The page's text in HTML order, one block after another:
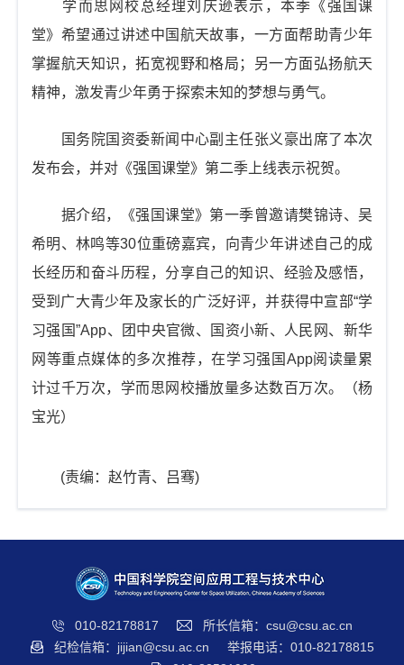
学而思网校总经理刘庆逊表示，本季《强国课
堂》希望通过讲述中国航天故事，一方面帮助青少年
掌握航天知识，拓宽视野和格局；另一方面弘扬航天
精神，激发青少年勇于探索未知的梦想与勇气。
国务院国资委新闻中心副主任张义豪出席了本次
发布会，并对《强国课堂》第二季上线表示祝贺。
据介绍，《强国课堂》第一季曾邀请樊锦诗、吴
希明、林鸣等30位重磅嘉宾，向青少年讲述自己的成
长经历和奋斗历程，分享自己的知识、经验及感悟，
受到广大青少年及家长的广泛好评，并获得中宣部“学
习强国”App、团中央官微、国资小新、人民网、新华
网等重点媒体的多次推荐，在学习强国App阅读量累
计过千万次，学而思网校播放量多达数百万次。（杨
宝光）
(责编：赵竹青、吕骞)
010-82178817
所长信箱：csu@csu.ac.cn
纪检信箱：jijian@csu.ac.cn
举报电话：010-82178815